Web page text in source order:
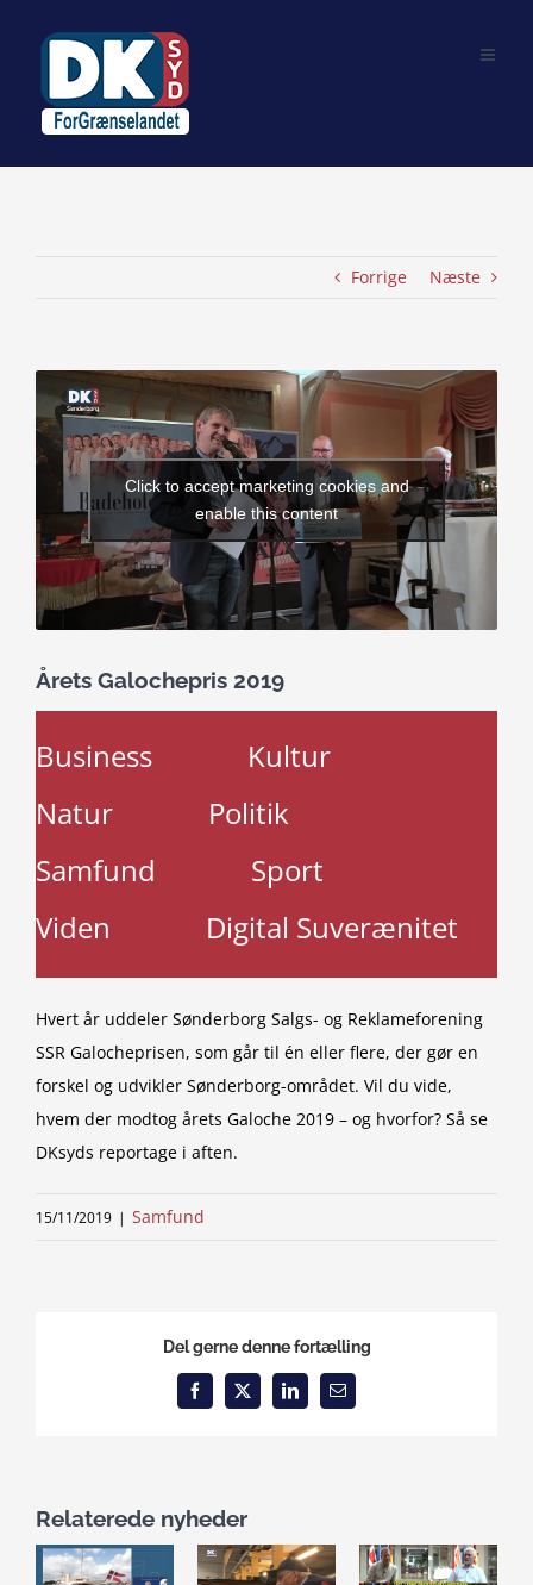
Forrige Næste
View
Larger
Image
Click to accept marketing cookies and
enable this content
Årets Galochepris 2019
Business
Kultur
Natur
Politik
Samfund
Sport
Viden
Digital Suverænitet
Hvert år uddeler Sønderborg Salgs- og Reklameforening
SSR Galocheprisen, som går til én eller flere, der gør en
forskel og udvikler Sønderborg-området. Vil du vide,
hvem der modtog årets Galoche 2019 – og hvorfor? Så se
DKsyds reportage i aften.
15/11/2019 | Samfund
Del gerne denne fortælling
Facebook
X LinkedInEmail
Relaterede nyheder